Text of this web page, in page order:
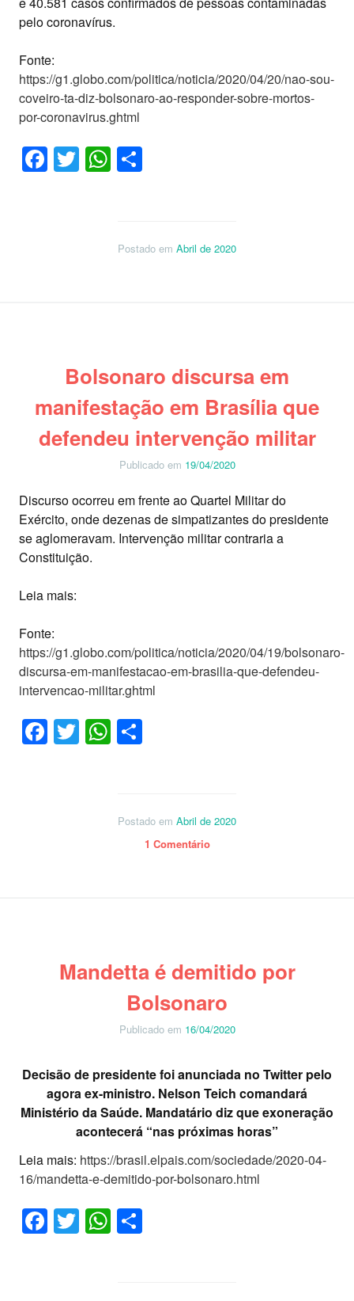
pelo coronavírus.
Fonte:
https://g1.globo.com/politica/noticia/2020/04/20/nao-sou-
coveiro-ta-diz-bolsonaro-ao-responder-sobre-mortos-
por-coronavirus.ghtml
Facebook
TwitterWhatsApp
Postado em Abril de 2020
Bolsonaro discursa em
manifestação em Brasília que
defendeu intervenção militar
Publicado em 19/04/2020
Discurso ocorreu em frente ao Quartel Militar do
Exército, onde dezenas de simpatizantes do presidente
se aglomeravam. Intervenção militar contraria a
Constituição.
Leia mais:
Fonte:
https://g1.globo.com/politica/noticia/2020/04/19/bolsonaro-
discursa-em-manifestacao-em-brasilia-que-defendeu-
intervencao-militar.ghtml
Facebook
TwitterWhatsApp
Postado em Abril de 2020
1 Comentário
Mandetta é demitido por
Bolsonaro
Publicado em 16/04/2020
Decisão de presidente foi anunciada no Twitter pelo
agora ex-ministro. Nelson Teich comandará
Ministério da Saúde. Mandatário diz que exoneração
acontecerá “nas próximas horas”
Leia mais: https://brasil.elpais.com/sociedade/2020-04-
16/mandetta-e-demitido-por-bolsonaro.html
Facebook
TwitterWhatsApp